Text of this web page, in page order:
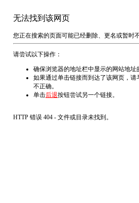
无法找到该网页
您正在搜索的页面可能已经删除、更名或暂时不
请尝试以下操作：
确保浏览器的地址栏中显示的网站地址
如果通过单击链接而到达了该网页，
不正确。
单击后退按钮尝试另一个链接。
HTTP 错误 404 - 文件或目录未找到。